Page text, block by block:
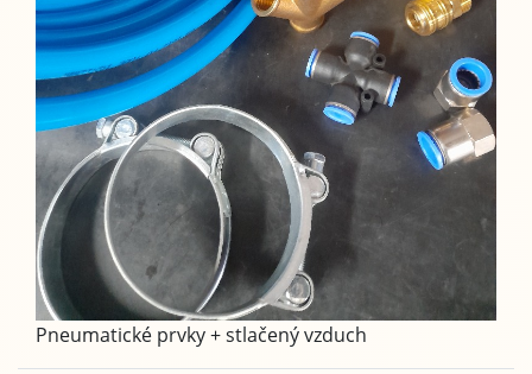
Pneumatické prvky + stlačený vzduch